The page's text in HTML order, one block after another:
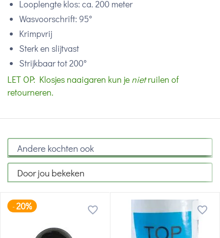
Looplengte klos: ca. 200 meter
Wasvoorschrift: 95°
Krimpvrij
Sterk en slijtvast
Strijkbaar tot 200°
LET OP: Klosjes naaigaren kun je nietruilen of
retourneren.
Andere kochten ook
Door jou bekeken
-20%